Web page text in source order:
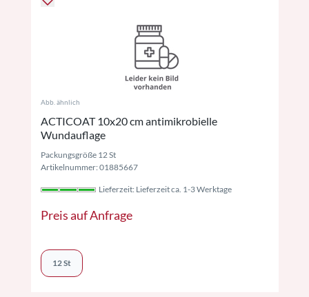
Abb. ähnlich
ACTICOAT 10x20 cm antimikrobielle
Wundauflage
Packungsgröße 12 St
Artikelnummer: 01885667
Lieferzeit: Lieferzeit ca. 1-3 Werktage
Preis auf Anfrage
12 St